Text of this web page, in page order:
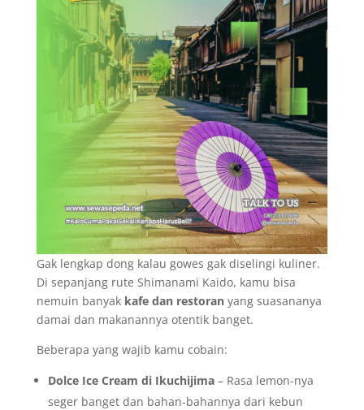
Gak lengkap dong kalau gowes gak diselingi kuliner.
Di sepanjang rute Shimanami Kaido, kamu bisa
nemuin banyak kafe dan restoranyang suasananya
damai dan makanannya otentik banget.
Beberapa yang wajib kamu cobain:
Dolce Ice Cream di Ikuchijima– Rasa lemon-nya
seger banget dan bahan-bahannya dari kebun